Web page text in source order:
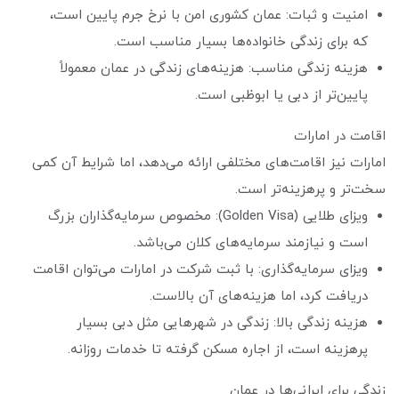
امنیت و ثبات: عمان کشوری امن با نرخ جرم پایین است،
که برای زندگی خانواده‌ها بسیار مناسب است.
هزینه زندگی مناسب: هزینه‌های زندگی در عمان معمولاً
پایین‌تر از دبی یا ابوظبی است.
اقامت در امارات
امارات نیز اقامت‌های مختلفی ارائه می‌دهد، اما شرایط آن کمی
سخت‌تر و پرهزینه‌تر است.
ویزای طلایی (Golden Visa): مخصوص سرمایه‌گذاران بزرگ
است و نیازمند سرمایه‌های کلان می‌باشد.
ویزای سرمایه‌گذاری: با ثبت شرکت در امارات می‌توان اقامت
دریافت کرد، اما هزینه‌های آن بالاست.
هزینه زندگی بالا: زندگی در شهرهایی مثل دبی بسیار
پرهزینه است، از اجاره مسکن گرفته تا خدمات روزانه.